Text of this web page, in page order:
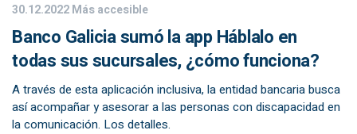
30.12.2022Más accesible
Banco Galicia sumó la app Háblalo en
todas sus sucursales, ¿cómo funciona?
A través de esta aplicación inclusiva, la entidad bancaria busca
así acompañar y asesorar a las personas con discapacidad en
la comunicación. Los detalles.